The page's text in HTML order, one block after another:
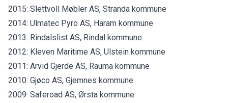
2015: Slettvoll Møbler AS, Stranda kommune
2014: Ulmatec Pyro AS, Haram kommune
2013: Rindalslist AS, Rindal kommune
2012: Kleven Maritime AS, Ulstein kommune
2011: Arvid Gjerde AS, Rauma kommune
2010: Gjøco AS, Gjemnes kommune
2009: Saferoad AS, Ørsta kommune